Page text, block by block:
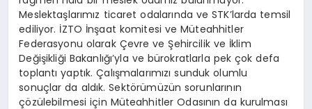
Meslektaşlarımız ticaret odalarında ve STK’larda temsil
ediliyor. İZTO İnşaat komitesi ve Müteahhitler
Federasyonu olarak Çevre ve Şehircilik ve İklim
Değişikliği Bakanlığı’yla ve bürokratlarla pek çok defa
toplantı yaptık. Çalışmalarımızı sunduk olumlu
sonuçlar da aldık. Sektörümüzün sorunlarının
çözülebilmesi için Müteahhitler Odasının da kurulması